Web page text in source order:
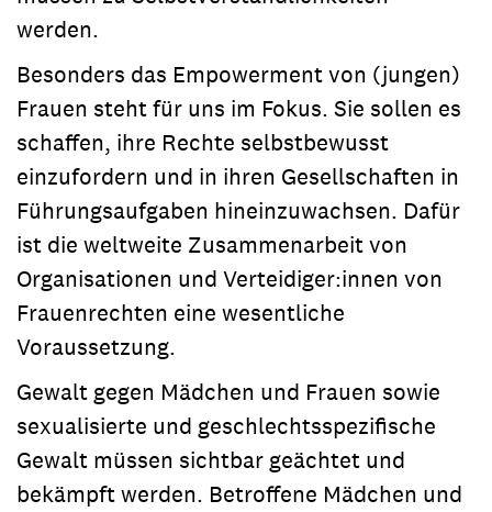
werden.
Besonders das Empowerment von (jungen)
Frauen steht für uns im Fokus. Sie sollen es
schaffen, ihre Rechte selbstbewusst
einzufordern und in ihren Gesellschaften in
Führungsaufgaben hineinzuwachsen. Dafür
ist die weltweite Zusammenarbeit von
Organisationen und Verteidiger:innen von
Frauenrechten eine wesentliche
Voraussetzung.
Gewalt gegen Mädchen und Frauen sowie
sexualisierte und geschlechtsspezifische
Gewalt müssen sichtbar geächtet und
bekämpft werden. Betroffene Mädchen und